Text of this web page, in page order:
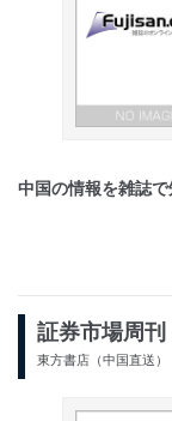
中国の情報を雑誌
証券市場周刊
東方書店（中国直送）